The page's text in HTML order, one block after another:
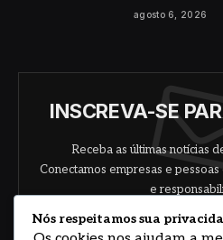
agosto 6, 2026
INSCREVA-SE
Receba as últimas notícias
Conectamos empresas e
e
Nós respeitamos sua